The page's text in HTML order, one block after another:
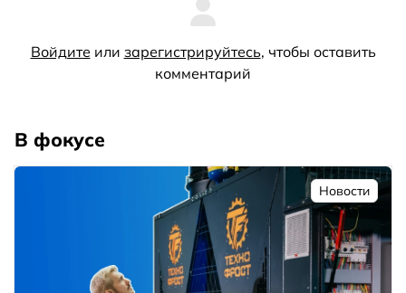
Войдите или зарегистрируйтесь, чтобы оставить
комментарий
В фокусе
Новости